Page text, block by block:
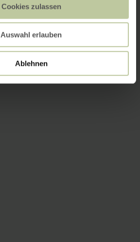
Cookies zulassen
Auswahl erlauben
Ablehnen